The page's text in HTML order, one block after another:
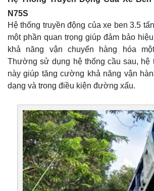
N75S
Hệ thống truyền động của xe ben 3.5
một phần quan trọng giúp đảm bảo
khả năng vận chuyển hàng hóa
Thường sử dụng hệ thống cầu sau, hệ
này giúp tăng cường khả năng vận
dạng và trong điều kiện đường xấu.